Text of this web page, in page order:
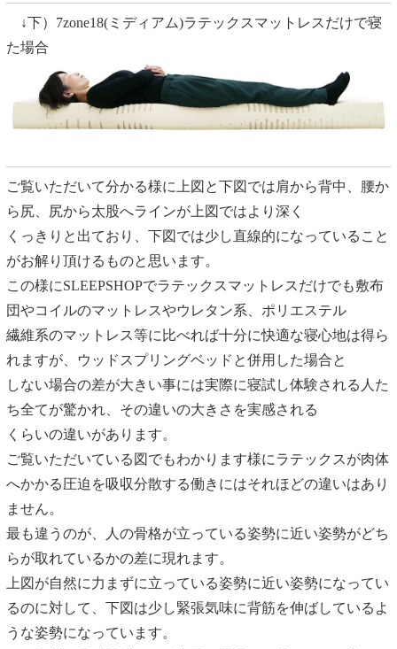
↓下）7zone18(ミディアム)ラテックスマットレスだけで寝
た場合
ご覧いただいて分かる様に上図と下図では肩から背中、腰か
ら尻、尻から太股へラインが上図ではより深く
くっきりと出ており、下図では少し直線的になっていること
がお解り頂けるものと思います。
この様にSLEEPSHOPでラテックスマットレスだけでも敷布
団やコイルのマットレスやウレタン系、ポリエステル
繊維系のマットレス等に比べれば十分に快適な寝心地は得ら
れますが、ウッドスプリングベッドと併用した場合と
しない場合の差が大きい事には実際に寝試し体験される人た
ち全てが驚かれ、その違いの大きさを実感される
くらいの違いがあります。
ご覧いただいている図でもわかります様にラテックスが肉体
へかかる圧迫を吸収分散する働きにはそれほどの違いはあり
ません。
最も違うのが、人の骨格が立っている姿勢に近い姿勢がどち
らが取れているかの差に現れます。
上図が自然に力まずに立っている姿勢に近い姿勢になってい
るのに対して、下図は少し緊張気味に背筋を伸ばしているよ
うな姿勢になっています。